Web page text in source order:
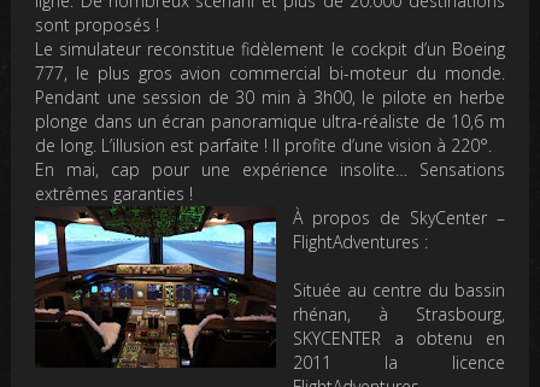
sont proposés !
Le simulateur reconstitue fidèlement le cockpit d’un Boeing
777, le plus gros avion commercial bi-moteur du monde.
Pendant une session de 30 min à 3h00, le pilote en herbe
plonge dans un écran panoramique ultra-réaliste de 10,6 m
de long. L’illusion est parfaite ! Il profite d’une vision à 220°.
En mai, cap pour une expérience insolite… Sensations
extrêmes garanties !
À propos de SkyCenter –
FlightAdventures :
Située au centre du bassin
rhénan, à Strasbourg,
SKYCENTER a obtenu en
2011 la licence